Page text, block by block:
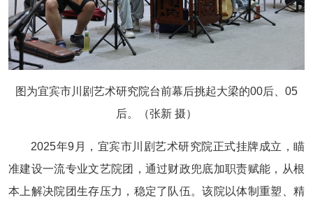
图为宜宾市川剧艺术研究院台前幕后挑起大梁的00后、05
后。（张新 摄）
2025年9月，宜宾市川剧艺术研究院正式挂牌成立，瞄
准建设一流专业文艺院团，通过财政兜底加职责赋能，从根
本上解决院团生存压力，稳定了队伍。该院以体制重塑、精